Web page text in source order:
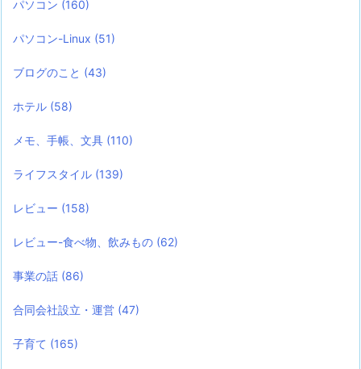
パソコン (160)
パソコン-Linux (51)
ブログのこと (43)
ホテル (58)
メモ、手帳、文具 (110)
ライフスタイル (139)
レビュー (158)
レビュー-食べ物、飲みもの (62)
事業の話 (86)
合同会社設立・運営 (47)
子育て (165)